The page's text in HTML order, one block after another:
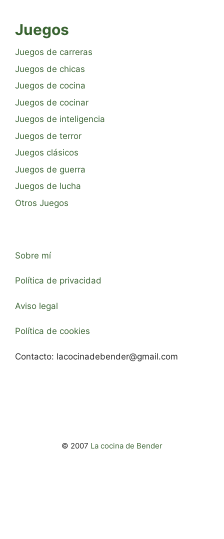
Juegos
Juegos de carreras
Juegos de chicas
Juegos de cocina
Juegos de cocinar
Juegos de inteligencia
Juegos de terror
Juegos clásicos
Juegos de guerra
Juegos de lucha
Otros Juegos
Sobre mí
Política de privacidad
Aviso legal
Política de cookies
Contacto: lacocinadebender@gmail.com
© 2007 La cocina de Bender